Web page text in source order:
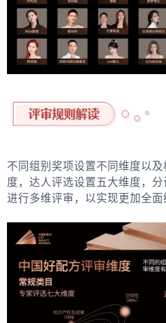
不同组别奖项设置不同维度以
度，达人评选设置五大维度，
进行多维评审，以实现更加全面